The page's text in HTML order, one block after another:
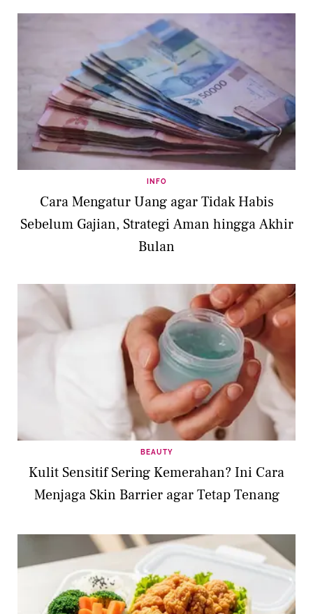
INFO
Cara Mengatur Uang agar Tidak Habis
Sebelum Gajian, Strategi Aman hingga Akhir
Bulan
BEAUTY
Kulit Sensitif Sering Kemerahan? Ini Cara
Menjaga Skin Barrier agar Tetap Tenang